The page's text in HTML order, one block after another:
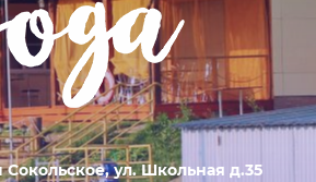
ул. Школьная д.35